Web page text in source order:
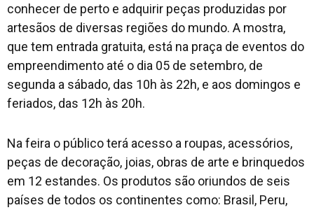
conhecer de perto e adquirir peças produzidas por
artesãos de diversas regiões do mundo. A mostra,
que tem entrada gratuita, está na praça de eventos do
empreendimento até o dia 05 de setembro, de
segunda a sábado, das 10h às 22h, e aos domingos e
feriados, das 12h às 20h.
Na feira o público terá acesso a roupas, acessórios,
peças de decoração, joias, obras de arte e brinquedos
em 12 estandes. Os produtos são oriundos de seis
países de todos os continentes como: Brasil, Peru,